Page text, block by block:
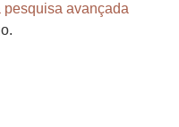
pesquisa avançada